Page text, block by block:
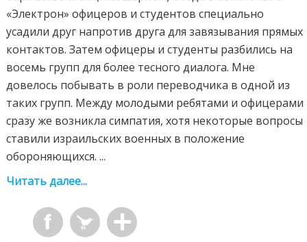
«Электрон» офицеров и студентов специально
усадили друг напротив друга для завязывания прямых
контактов. Затем офицеры и студенты разбились на
восемь групп для более тесного диалога. Мне
довелось побывать в роли переводчика в одной из
таких групп. Между молодыми ребятами и офицерами
сразу же возникла симпатия, хотя некоторые вопросы
ставили израильских военных в положение
обороняющихся. ...
Читать далее...